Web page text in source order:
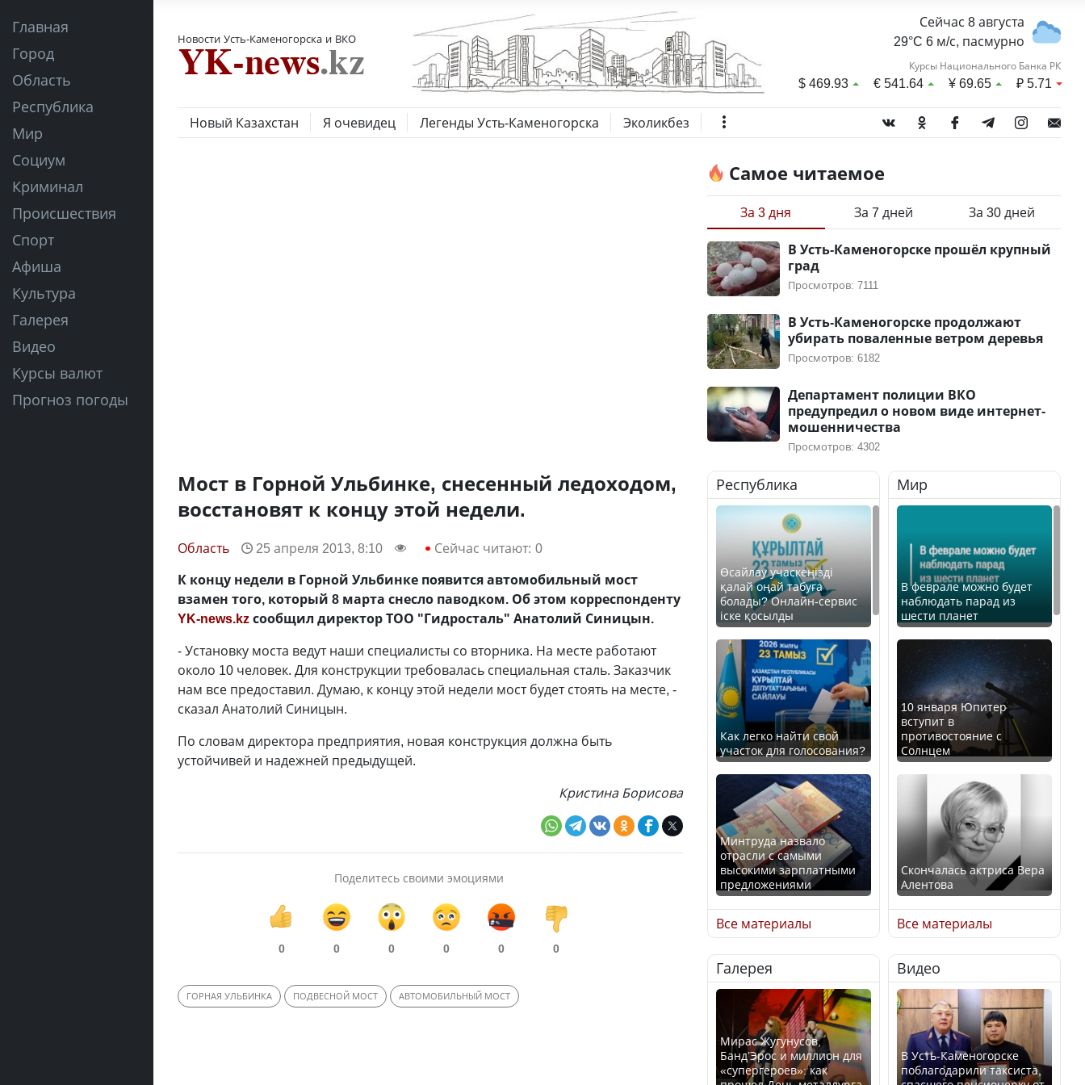
Главная
Город
Область
Республика
Мир
Социум
Криминал
Происшествия
Спорт
Афиша
Культура
Галерея
Видео
Курсы валют
Прогноз погоды
Новости Усть-Каменогорска и ВКО
Сейчас 8 августа
29°C 6 м/с, пасмурно
Курсы Национального Банка РК
$469.93 €541.64 ¥69.65 ₽5.71
Новый Казахстан Я очевидец Легенды Усть-Каменогорска Эколикбез
Мост в Горной Ульбинке, снесенный ледоходом,
восстановят к концу этой недели.
Область 25 апреля 2013, 8:10 Сейчас читают: 0
К концу недели в Горной Ульбинке появится автомобильный мост
взамен того, который 8 марта снесло паводком. Об этом корреспонденту
YK-news.kzсообщил директор ТОО "Гидросталь" Анатолий Синицын.
- Установку моста ведут наши специалисты со вторника. На месте работают
около 10 человек. Для конструкции требовалась специальная сталь. Заказчик
нам все предоставил. Думаю, к концу этой недели мост будет стоять на месте, -
сказал Анатолий Синицын.
По словам директора предприятия, новая конструкция должна быть
устойчивей и надежней предыдущей.
Кристина Борисова
Поделитесь своими эмоциями
0 0 0 0 0 0
ГОРНАЯ УЛЬБИНКА ПОДВЕСНОЙ МОСТ АВТОМОБИЛЬНЫЙ МОСТ
Самое читаемое
За 3 дня За 7 дней За 30 дней
В Усть-Каменогорске прошёл крупный
град
Просмотров: 7111
В Усть-Каменогорске продолжают
убирать поваленные ветром деревья
Просмотров: 6182
Департамент полиции ВКО
предупредил о новом виде интернет-
мошенничества
Просмотров: 4302
Республика
Өсайлау учаскеңізді
қалай оңай табуға
болады? Онлайн-сервис
іске қосылды
Как легко найти свой
участок для голосования?
Минтруда назвало
отрасли с самыми
высокими зарплатными
предложениями
Искусственный интеллект
официально включили в
школьную программу
Казахстана
Все материалы
Мир
В феврале можно будет
наблюдать парад из
шести планет
10 января Юпитер
вступит в
противостояние с
Солнцем
Скончалась актриса Вера
Алентова
В РФ вынесен заочный
приговор по уголовному
делу об убийстве Игоря
Талькова
Все материалы
Галерея
Мирас Жугунусов,
Банд’Эрос и миллион для
«супергероев»: как
Видео
В Усть-Каменогорске
поблагодарили таксиста,